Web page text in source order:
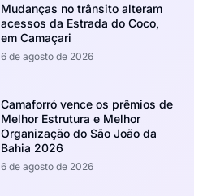
Mudanças no trânsito alteram
acessos da Estrada do Coco,
em Camaçari
6 de agosto de 2026
Camaforró vence os prêmios de
Melhor Estrutura e Melhor
Organização do São João da
Bahia 2026
6 de agosto de 2026